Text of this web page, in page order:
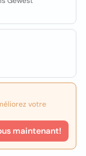
votre
maintenant!